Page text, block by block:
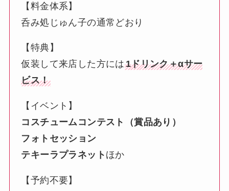
【料金体系】
呑み処じゅん子の通常どおり
【特典】
仮装して来店した方には1ドリンク＋αサー
ビス！
【イベント】
コスチュームコンテスト（賞品あり）
フォトセッション
テキーラプラネット ほか
【予約不要】